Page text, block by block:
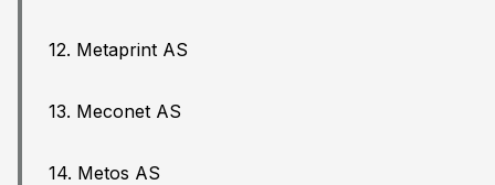
12. Metaprint AS
13. Meconet AS
14. Metos AS